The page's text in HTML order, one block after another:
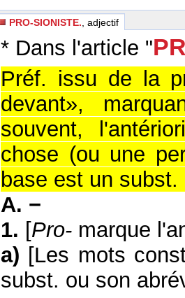
PRO-SIONISTE. , adjectif
* Dans l'article "
Préf. issu de la
devant»,
souvent,
chose (ou une
base est un
A. −
1. [Pro- marque
a) [Les mots
subst. ou son